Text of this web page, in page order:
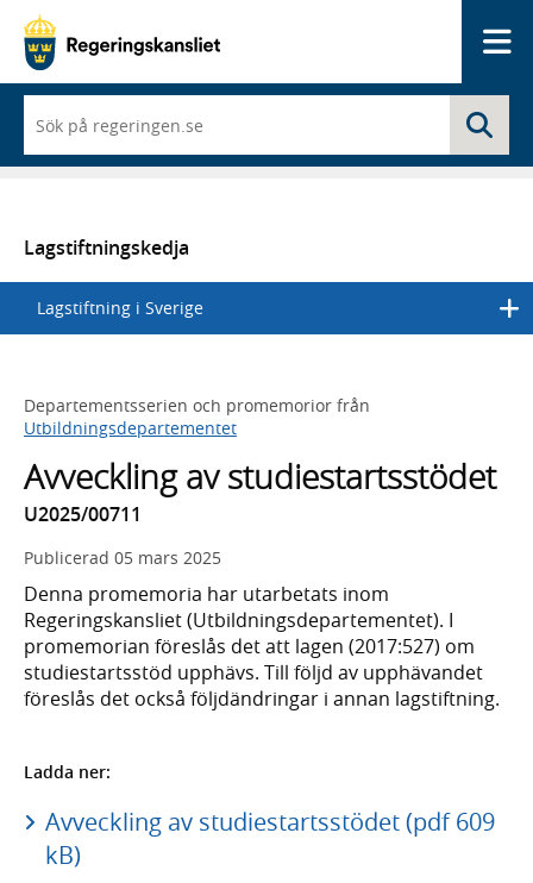
du
börjar
skriva
en
lista
med
sökförslag
Lagstiftningskedja
Lagstiftning i Sverige
Departementsserien och promemorior från
Utbildningsdepartementet
Avveckling av studiestartsstödet
U2025/00711
Publicerad 05 mars 2025
Denna promemoria har utarbetats inom
Regeringskansliet (Utbildningsdepartementet). I
promemorian föreslås det att lagen (2017:527) om
studiestartsstöd upphävs. Till följd av upphävandet
föreslås det också följdändringar i annan lagstiftning.
Ladda ner:
Avveckling av studiestartsstödet (pdf 609
kB)